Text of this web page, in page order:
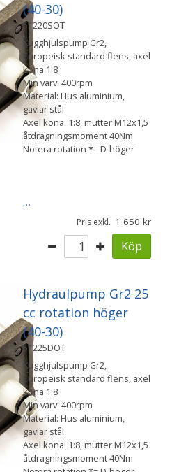
(40-30)
51220SOT
Kugghjulspump Gr2,
Europeisk standard flens, axel
kona 1:8
Min varv: 400rpm
Material: Hus aluminium,
gavlar stål
Axel kona: 1:8, mutter M12x1,5
åtdragningsmoment 40Nm
Notera rotation *= D-höger
…
Pris exkl. 1 650
Köp
Hydraulpump Gr2 25
cc rotation höger
(40-30)
51225DOT
Kugghjulspump Gr2,
Europeisk standard flens, axel
kona 1:8
Min varv: 400rpm
Material: Hus aluminium,
gavlar stål
Axel kona: 1:8, mutter M12x1,5
åtdragningsmoment 40Nm